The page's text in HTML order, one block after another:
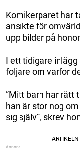
Komikerparet har
ansikte för
upp bilder på
I ett tidigare
följare om varför
”Mitt barn har rätt
han är stor nog
sig själv”, skrev